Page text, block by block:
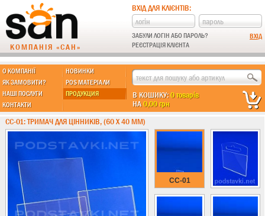
КОМПАНІЯ «САН»
ВХІД ДЛЯ КЛІЄНТІВ:
ЗАБУЛИ ЛОГІН АБО ПАРОЛЬ?
РЕЄСТРАЦІЯ КЛІЄНТА
О КОМПАНІЇ
НОВИНКИ
ЯК ЗАМОВИТИ?
POS МАТЕРІАЛИ
НАШІ ПОСЛУГИ
ПРОДУКЦИЯ
КОНТАКТИ
В КОШИКУ:0 товарів
НА0,00 грн
МЫ ДЕЛАЕМ:
Підставки із пластику
Новинки !!!
Різні підставки
Під поліграфію
Навісні кишені
Менюхолдери
Під мобільні
CC-01: ТРИМАЧ ДЛЯ ЦІННИКІВ, (60 Х 40 ММ)
CC-01